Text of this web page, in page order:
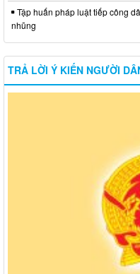
Tập huấn pháp luật tiếp công
nhũng
TRẢ LỜI Ý KIẾN NGƯỜI